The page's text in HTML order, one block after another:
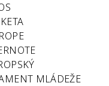
MLÁDEŽE